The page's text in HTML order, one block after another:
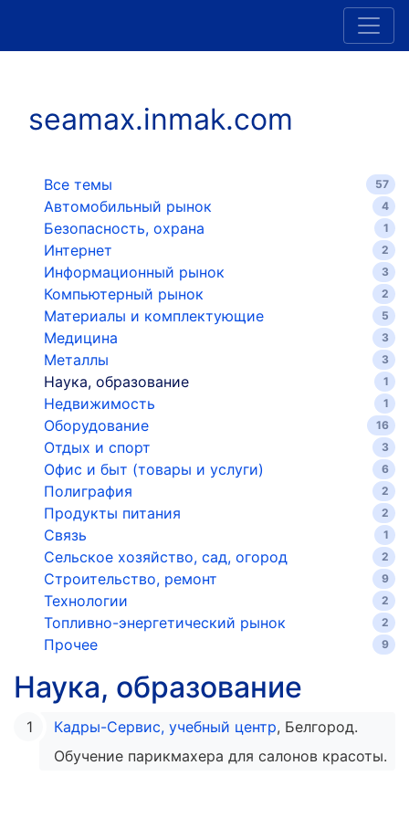
seamax.inmak.com
Все темы 57
Автомобильный рынок 4
Безопасность, охрана 1
Интернет 2
Информационный рынок 3
Компьютерный рынок 2
Материалы и комплектующие 5
Медицина 3
Металлы 3
Наука, образование 1
Недвижимость 1
Оборудование 16
Отдых и спорт 3
Офис и быт (товары и услуги) 6
Полиграфия 2
Продукты питания 2
Связь 1
Сельское хозяйство, сад, огород 2
Строительство, ремонт 9
Технологии 2
Топливно-энергетический рынок 2
Прочее 9
Наука, образование
Кадры-Сервис, учебный центр, Белгород.
Обучение парикмахера для салонов красоты.